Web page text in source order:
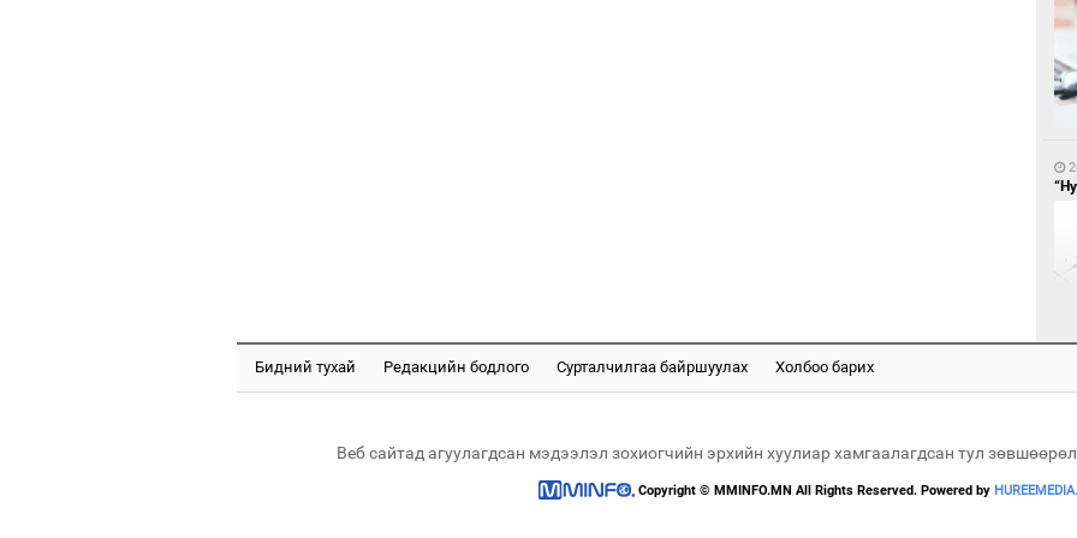
Бидний тухай Редакцийн бодлого Сурталчилгаа байршуулах Холбоо барих
Веб сайтад агуулагдсан мэдээлэл зохиогчийн эрхийн хуулиар хамгаалагдсан тул
Copyright © MMINFO.MN All Rights Reserved. Powered by HUREEMEDIA.